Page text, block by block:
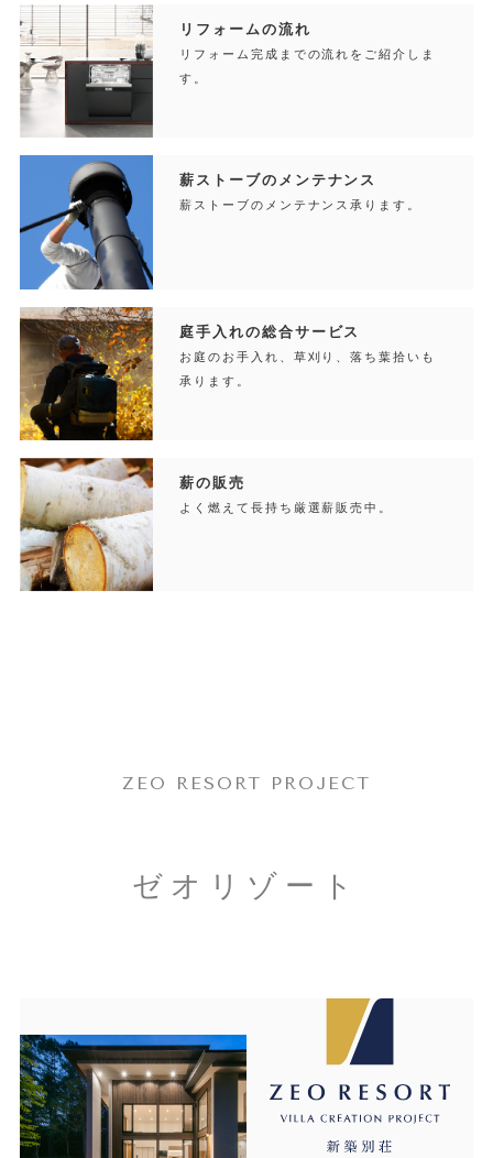
リフォームの流れ
リフォーム完成までの流れをご紹介しま
す。
薪ストーブのメンテナンス
薪ストーブのメンテナンス承ります。
庭手入れの総合サービス
お庭のお手入れ、草刈り、落ち葉拾いも
承ります。
薪の販売
よく燃えて長持ち厳選薪販売中。
ZEO RESORT PROJECT
ゼオリゾート